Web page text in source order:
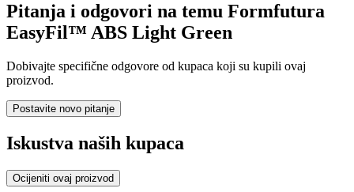
Pitanja i odgovori na temu Formfutura
EasyFil™ ABS Light Green
Dobivajte specifične odgovore od kupaca koji su kupili ovaj
proizvod.
Postavite novo pitanje
Iskustva naših kupaca
Ocijeniti ovaj proizvod